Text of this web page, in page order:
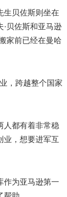
生贝佐斯则坐在
·贝佐斯和亚马逊
家前已经在曼哈
，跨越整个国家
人都有着非常稳
业，想要进军互
作为亚马逊第一